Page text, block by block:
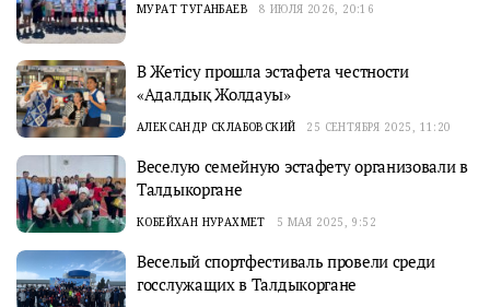
МУРАТ ТУГАНБАЕВ 8 ИЮЛЯ 2026, 20:16
В Жетісу прошла эстафета честности
«Адалдық Жолдауы»
АЛЕКСАНДР СКЛАБОВСКИЙ 25 СЕНТЯБРЯ 2025, 11:20
Веселую семейную эстафету организовали в
Талдыкоргане
КОБЕЙХАН НУРАХМЕТ 5 МАЯ 2025, 9:52
Веселый спортфестиваль провели среди
госслужащих в Талдыкоргане